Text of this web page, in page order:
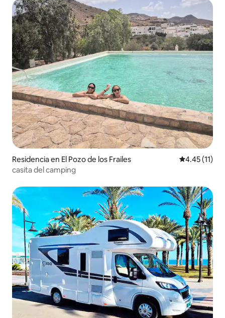
Residencia en El Pozo de los Frailes Calificación
4.45 (11)
casita del camping